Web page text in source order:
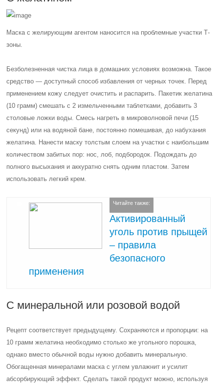
Маска с желирующим агентом наносится на проблемные участки Т-
зоны.
Безболезненная чистка лица в домашних условиях возможна. Такое
средство — доступный способ избавления от черных точек. Перед
применением кожу следует очистить и распарить. Пакетик желатина
(10 грамм) смешать с 2 измельченными таблетками, добавить 3
столовые ложки воды. Смесь нагреть в микроволновой печи (15
секунд) или на водяной бане, постоянно помешивая, до набухания
желатина. Нанести маску толстым слоем на участки с наибольшим
количеством забитых пор: нос, лоб, подбородок. Подождать до
полного высыхания и аккуратно снять одним пластом. Затем
использовать легкий крем.
Читайте также:
Активированный
уголь против прыщей
– правила
безопасного
применения
С минеральной или розовой водой
Рецепт соответствует предыдущему. Сохраняются и пропорции: на
10 грамм желатина необходимо столько же угольного порошка,
однако вместо обычной воды нужно добавить минеральную.
Обогащенная минералами маска с углем увлажнит и усилит
абсорбирующий эффект. Сделать такой продукт можно, используя